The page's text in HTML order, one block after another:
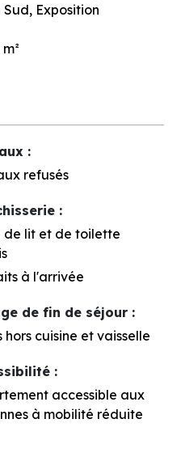
Sud Exposition
m²
:
refusés
:
de lit et de toilette
à l'arrivée
de fin de séjour :
hors cuisine et vaisselle
:
accessible aux
à mobilité réduite